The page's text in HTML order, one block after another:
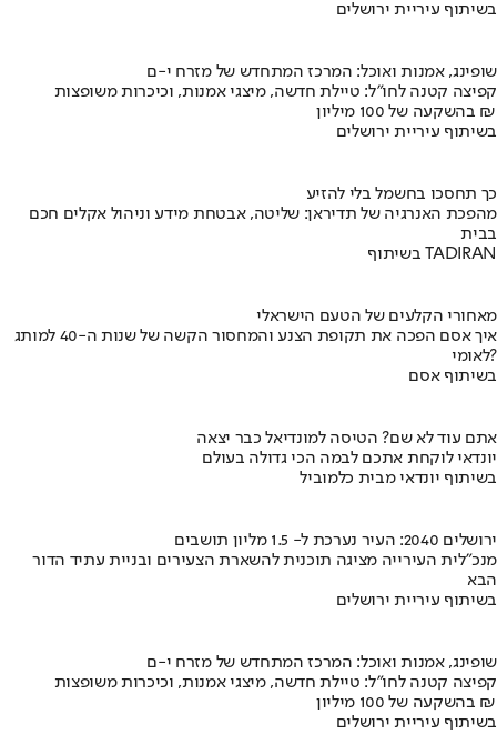
בשיתוף עיריית ירושלים
שופינג, אמנות ואוכל: המרכז המתחדש של מזרח י-ם
קפיצה קטנה לחו"ל: טיילת חדשה, מיצגי אמנות, וכיכרות משופצות
בהשקעה של 100 מיליון ₪
בשיתוף עיריית ירושלים
כך תחסכו בחשמל בלי להזיע
מהפכת האנרגיה של תדיראן: שליטה, אבטחת מידע וניהול אקלים חכם
בבית
בשיתוף TADIRAN
מאחורי הקלעים של הטעם הישראלי
איך אסם הפכה את תקופת הצנע והמחסור הקשה של שנות ה-40 למותג
לאומי?
בשיתוף אסם
אתם עוד לא שם? הטיסה למונדיאל כבר יצאה
יונדאי לוקחת אתכם לבמה הכי גדולה בעולם
בשיתוף יונדאי מבית כלמוביל
ירושלים 2040: העיר נערכת ל- 1.5 מליון תושבים
מנכ"לית העירייה מציגה תוכנית להשארת הצעירים ובניית עתיד הדור
הבא
בשיתוף עיריית ירושלים
שופינג, אמנות ואוכל: המרכז המתחדש של מזרח י-ם
קפיצה קטנה לחו"ל: טיילת חדשה, מיצגי אמנות, וכיכרות משופצות
בהשקעה של 100 מיליון ₪
בשיתוף עיריית ירושלים